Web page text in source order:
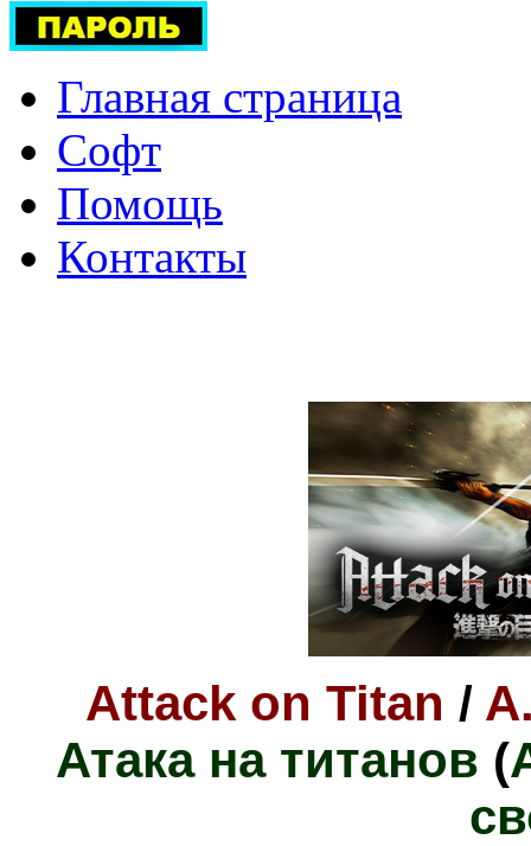
Главная страница
Софт
Помощь
Контакты
Attack on Titan /
Атака на титанов (